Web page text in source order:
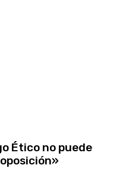
Ético no puede